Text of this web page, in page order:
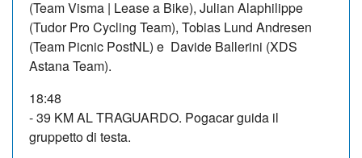
(Team Visma | Lease a Bike), Julian Alaphilippe
(Tudor Pro Cycling Team), Tobias Lund Andresen
(Team Picnic PostNL) e Davide Ballerini (XDS
Astana Team).
18:48
- 39 KM AL TRAGUARDO. Pogacar guida il
gruppetto di testa.